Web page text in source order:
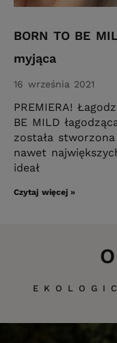
BORN TO BE
myjąca
16 września 2021
PREMIERA!
BE MILD
została
nawet
ideał
Czytaj więcej »